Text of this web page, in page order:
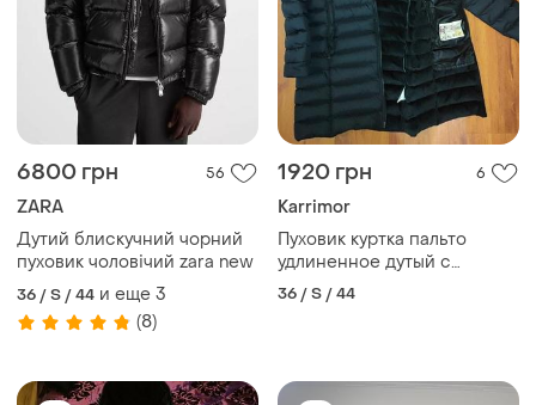
6800 грн 56
ZARA
Дутий блискучний чорний
пуховик чоловічий zara new
36 / S / 44 и еще 3
(8)
1920 грн 6
Karrimor
Пуховик куртка пальто
удлиненное дутый с
капюшоном утепленное
karrimor
36 / S / 44